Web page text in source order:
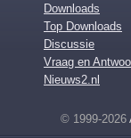
Downloads
Top Downloads
Discussie
Vraag en
Nieuws2.nl
© 1999-2026